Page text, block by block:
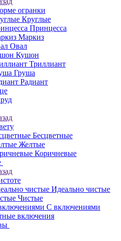
огранки
Круглые
Принцесса
Маркиз
Овал
Кушон
Триллиант
Груша
Радиант
Бесцветные
Желтые
Коричневые
Идеально чистые
Чистые
С включениями
включения